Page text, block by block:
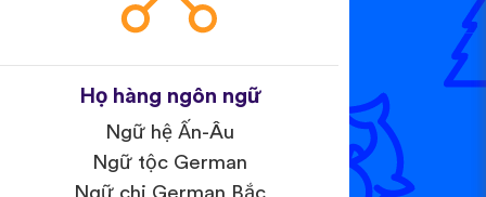
Họ hàng ngôn ngữ
Ngữ hệ Ấn-Âu
Ngữ tộc German